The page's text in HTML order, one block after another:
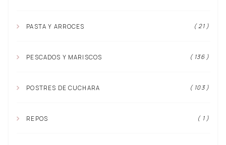
PASTA Y ARROCES ( 21 )
PESCADOS Y MARISCOS ( 136 )
POSTRES DE CUCHARA ( 103 )
REPOS ( 1 )